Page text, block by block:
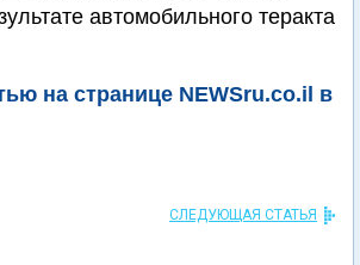
автомобильного теракта
на странице NEWSru.co.il в
СЛЕДУЮЩАЯ СТАТЬЯ